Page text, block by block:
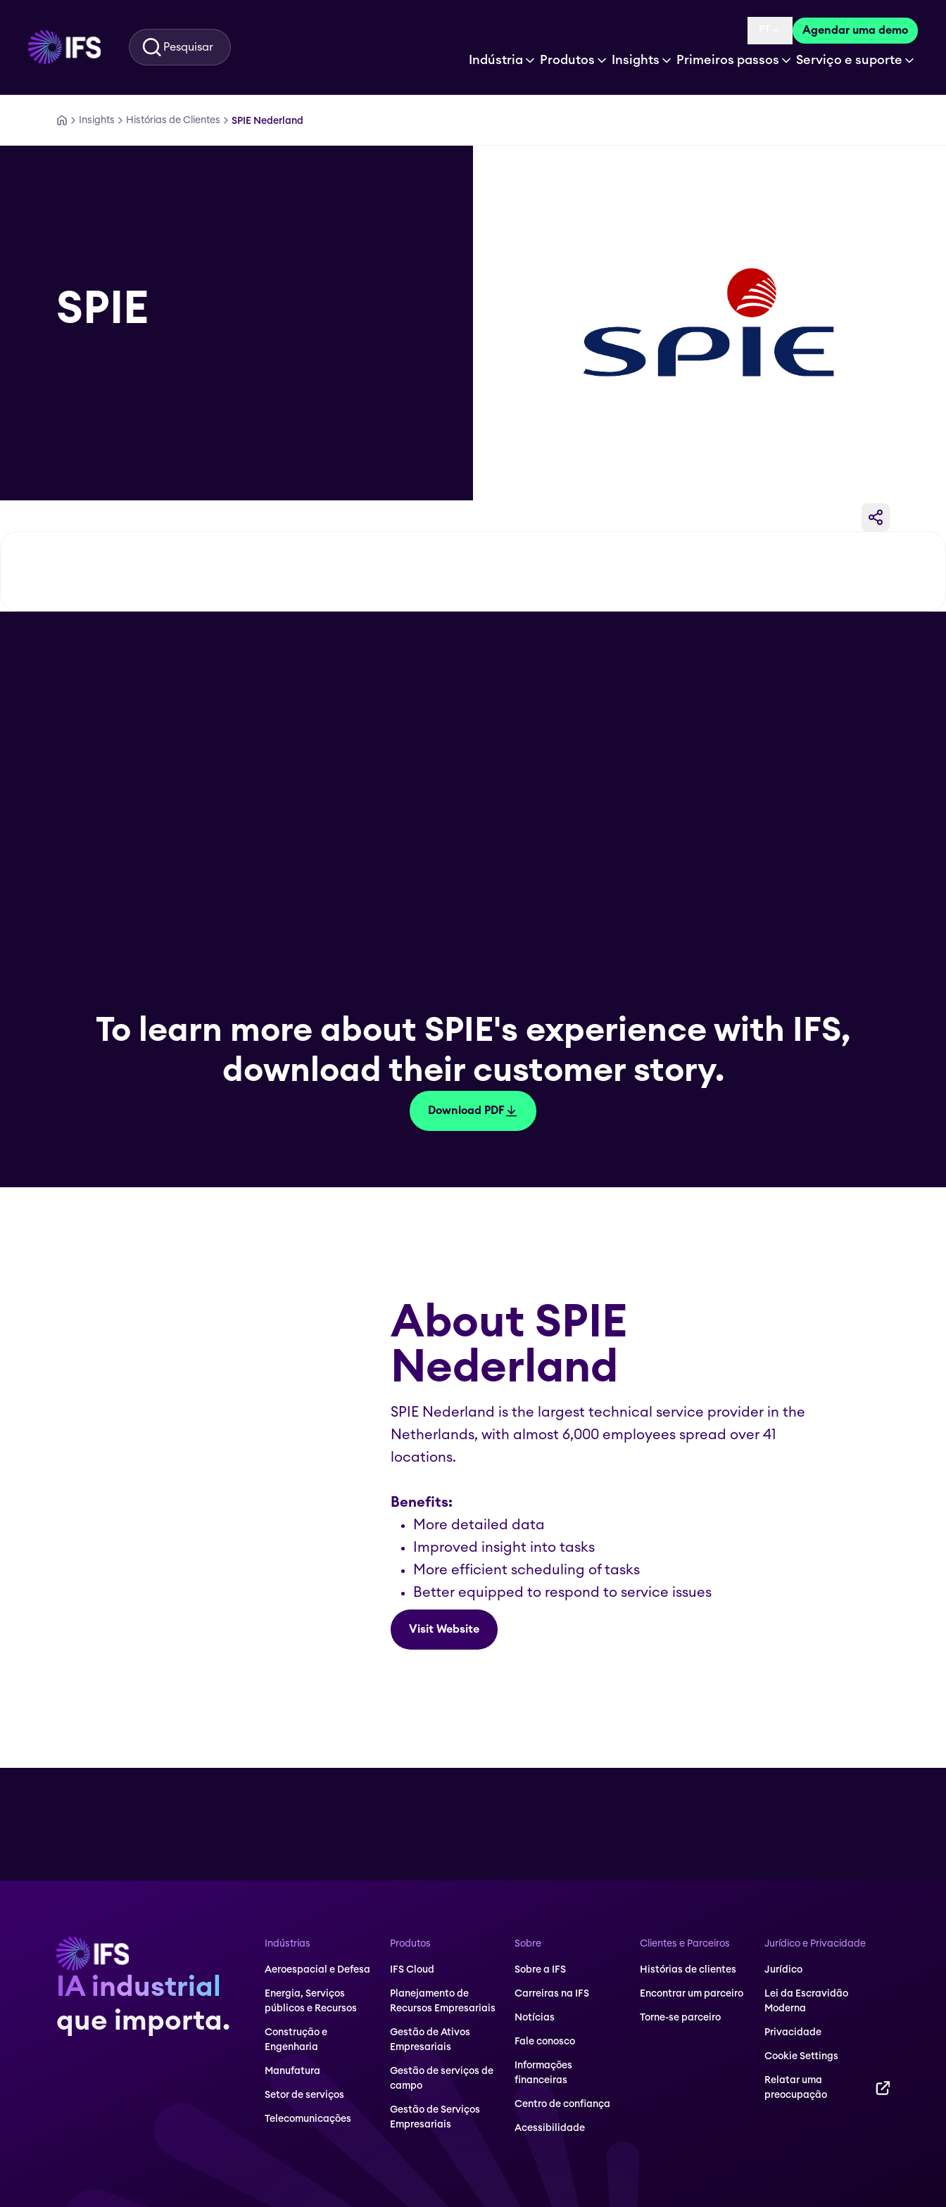
Ir para o conteúdo principal
Pesquisar
Language selected is
Agendar uma demo
Indústria Produtos Insights Primeiros passos Serviço e suporte
Insights Histórias de Clientes SPIE Nederland
SPIE
To learn more about SPIE's experience with IFS,
download their customer story.
Download PDF
About SPIE
Nederland
SPIE Nederland is the largest technical service provider in the
Netherlands, with almost 6,000 employees spread over 41
locations.
Benefits:
More detailed data
Improved insight into tasks
More efficient scheduling of tasks
Better equipped to respond to service issues
Visit Website
IA industrial
que importa.
Indústrias
Aeroespacial e Defesa
Energia, Serviços
públicos e Recursos
Construção e
Engenharia
Manufatura
Setor de serviços
Telecomunicações
Produtos
IFS Cloud
Planejamento de
Recursos Empresariais
Gestão de Ativos
Empresariais
Gestão de serviços de
campo
Gestão de Serviços
Empresariais
Sobre
Sobre a IFS
Carreiras na IFS
Notícias
Fale conosco
Informações
financeiras
Centro de confiança
Acessibilidade
Clientes e Parceiros
Histórias de clientes
Encontrar um parceiro
Torne-se parceiro
Jurídico e Privacidade
Jurídico
Lei da Escravidão
Moderna
Privacidade
Cookie Settings
Relatar uma
preocupação